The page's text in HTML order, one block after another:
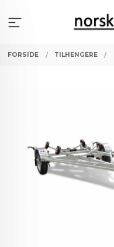
innholdet
FORSIDE TILHENGERE